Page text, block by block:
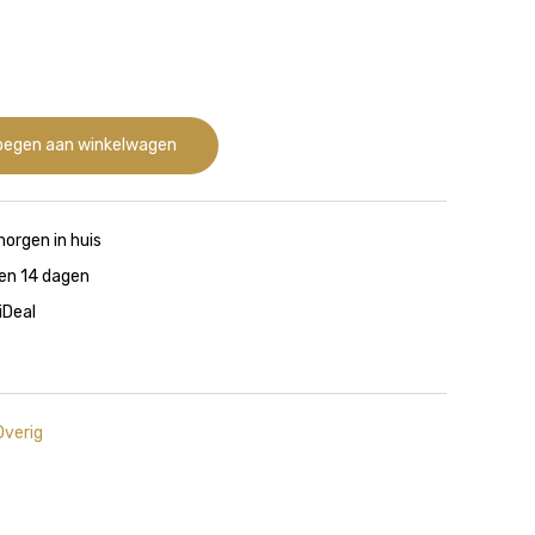
aan winkelwagen
in huis
14 dagen